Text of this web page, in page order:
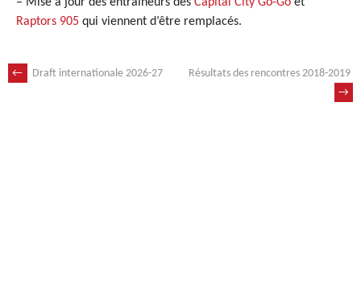
Raptors 905 qui viennent d’être remplacés.
NAVIGATION
← Draft internationale 2026-27
Résultats des rencontres 2018-2019
→